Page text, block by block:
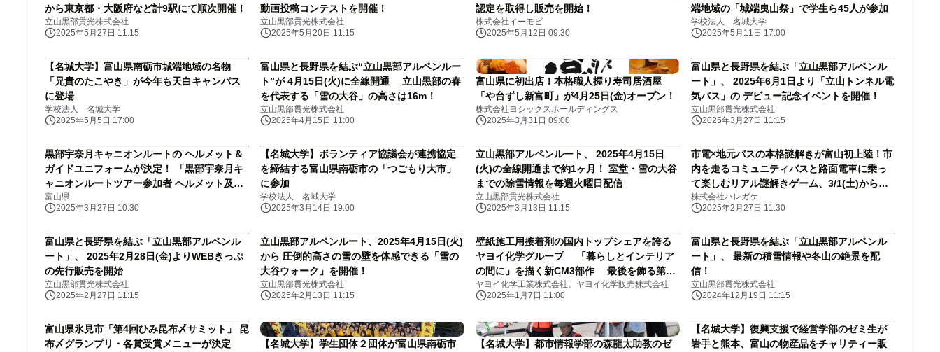
から東京都・大阪府など計9駅にて順次開催！
立山黒部貫光株式会社
2025年5月27日 11:15
動画投稿コンテストを開催！
立山黒部貫光株式会社
2025年5月20日 11:15
認定を取得し販売を開始！
株式会社イーモビ
2025年5月12日 09:30
端地域の「城端曳山祭」で学生ら45人が参加
学校法人 名城大学
2025年5月11日 17:00
【名城大学】富山県南砺市城端地域の名物
「兄貴のたこやき」が今年も天白キャンパス
に登場
学校法人 名城大学
2025年5月5日 17:00
富山県と長野県を結ぶ“立山黒部アルペンルー
ト”が 4月15日(火)に全線開通 立山黒部の春
を代表する「雪の大谷」の高さは16m！
立山黒部貫光株式会社
2025年4月15日 11:00
富山県に初出店！本格職人握り寿司居酒屋
「や台ずし新富町」が4月25日(金)オープン！
株式会社ヨシックスホールディングス
2025年3月31日 09:00
富山県と長野県を結ぶ「立山黒部アルペンル
ート」、 2025年6月1日より「立山トンネル電
気バス」の デビュー記念イベントを開催！
立山黒部貫光株式会社
2025年3月27日 11:15
黒部宇奈月キャニオンルートの ヘルメット＆
ガイドユニフォームが決定！ 「黒部宇奈月キ
ャニオンルートツアー参加者 ヘルメット及び
ガイドユニフォーム発表会」開催レポート
富山県
2025年3月27日 10:30
【名城大学】ボランティア協議会が連携協定
を締結する富山県南砺市の「つごもり大市」
に参加
学校法人 名城大学
2025年3月14日 19:00
立山黒部アルペンルート、 2025年4月15日
(火)の全線開通まで約1ヶ月！ 室堂・雪の大谷
までの除雪情報を毎週火曜日配信
立山黒部貫光株式会社
2025年3月13日 11:15
市電×地元バスの本格謎解きが富山初上陸！市
内を走るコミュニティバスと路面電車に乗っ
て楽しむリアル謎解きゲーム、3/1(土)から期
間限定で開催
株式会社ハレガケ
2025年2月27日 11:30
富山県と長野県を結ぶ「立山黒部アルペンル
ート」、 2025年2月28日(金)よりWEBきっぷ
の先行販売を開始
立山黒部貫光株式会社
2025年2月27日 11:15
立山黒部アルペンルート、2025年4月15日(火)
から 圧倒的高さの雪の壁を体感できる「雪の
大谷ウォーク」を開催！
立山黒部貫光株式会社
2025年2月13日 11:15
壁紙施工用接着剤の国内トップシェアを誇る
ヤヨイ化学グループ 「暮らしとインテリア
の間に」を描く新CM3部作 最後を飾る第三
弾「心ときめく、きっかけを。」篇を放送開
始
ヤヨイ化学工業株式会社、ヤヨイ化学販売株式会社
2025年1月7日 11:00
富山県と長野県を結ぶ「立山黒部アルペンル
ート」、 最新の積雪情報や冬山の絶景を配
信！
立山黒部貫光株式会社
2024年12月19日 11:15
富山県氷見市「第4回ひみ昆布〆サミット」 昆
布〆グランプリ・各賞受賞メニューが決定
【名城大学】学生団体２団体が富山県南砺市
【名城大学】都市情報学部の森龍太助教のゼ
【名城大学】復興支援で経営学部のゼミ生が
岩手と熊本、富山の物産品をチャリティー販